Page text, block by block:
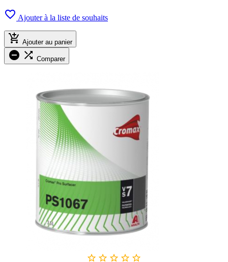
 Ajouter à la liste de souhaits
 Ajouter au panier
  Comparer
    